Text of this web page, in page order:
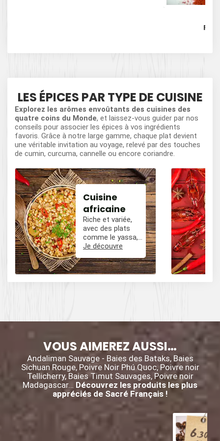
LES ÉPICES PAR TYPE DE CUISINE
Explorez les arômes envoûtants des cuisines des
quatre coins du Monde, et laissez-vous guider par nos
conseils pour associer les épices à vos ingrédients
favoris. Grâce à notre large gamme, chaque plat devient
une véritable invitation au voyage, relevé par des touches
de cumin, curcuma, cannelle ou encore coriandre.
Cuisine
africaine
Riche et variée,
avec des plats
comme le yassa,
le poulet mafé, et
épicées avec du
poivre, du cumin,
et des piments.
Je découvre
VOUS AIMEREZ AUSSI…
Andaliman Sauvage - Baies des Bataks, Baies
Sichuan Rouge, Poivre Noir Phú Quoc, Poivre noir
Tellicherry, Baies Timut Sauvages, Poivre noir
Madagascar… Découvrez les produits les plus
appréciés de Sacré Français !
6.30